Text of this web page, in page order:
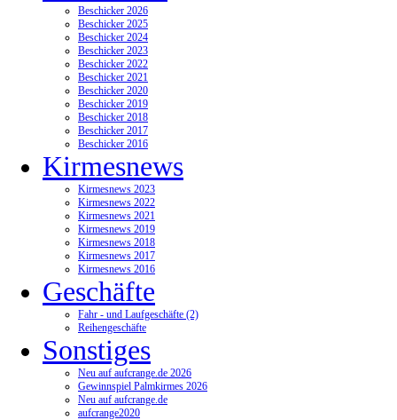
Beschicker 2026
Beschicker 2025
Beschicker 2024
Beschicker 2023
Beschicker 2022
Beschicker 2021
Beschicker 2020
Beschicker 2019
Beschicker 2018
Beschicker 2017
Beschicker 2016
Kirmesnews
Kirmesnews 2023
Kirmesnews 2022
Kirmesnews 2021
Kirmesnews 2019
Kirmesnews 2018
Kirmesnews 2017
Kirmesnews 2016
Geschäfte
Fahr - und Laufgeschäfte (2)
Reihengeschäfte
Sonstiges
Neu auf aufcrange.de 2026
Gewinnspiel Palmkirmes 2026
Neu auf aufcrange.de
aufcrange2020